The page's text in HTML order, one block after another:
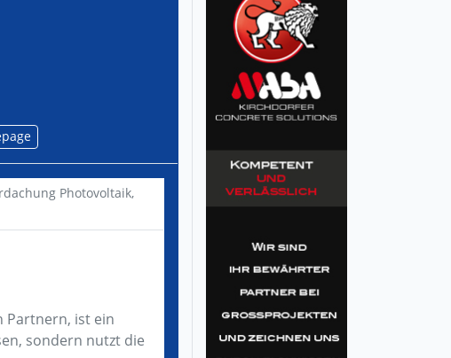
Photovoltaik,
Partnern, ist ein
sondern nutzt die